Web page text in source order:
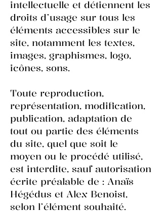
intellectuelle et détiennent les
droits d’usage sur tous les
éléments accessibles sur le
site, notamment les textes,
images, graphismes, logo,
icônes, sons.
Toute reproduction,
représentation, modification,
publication, adaptation de
tout ou partie des éléments
du site, quel que soit le
moyen ou le procédé utilisé,
est interdite, sauf autorisation
écrite préalable de : Anaïs
Hégédus et Alex Benoist,
selon l’élément souhaité.